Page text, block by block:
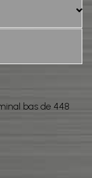
bas de 448